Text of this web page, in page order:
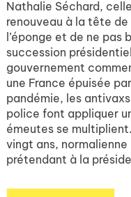
Nathalie Séchard,
renouveau à la tête
l’éponge et de ne pas
succession
gouvernement
une France épuisée
pandémie, les
police font appliquer
émeutes se
vingt ans, normalienne
prétendant à la